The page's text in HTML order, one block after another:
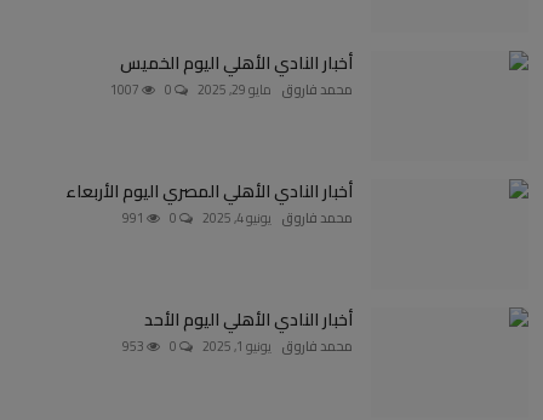
أخبار النادي الأهلي اليوم الخميس
محمد فاروق مايو 29, 2025
أخبار النادي الأهلي المصري اليوم الأربعاء
محمد فاروق يونيو 4, 2025
أخبار النادي الأهلي اليوم الأحد
محمد فاروق يونيو 1, 2025